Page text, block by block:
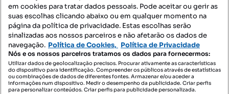
Nogueira, Braga!
Rua Abade António da Cruz Araújo, Nogueira, Fraião e Lamaçães, Braga, Braga
Tipologia
T2
Preço por metro quadrado
120 m²
Andar 1 andar
Destacado
Carina Gomes Remax United 2
Profissional
em cookies para tratar dados pessoais. Pode aceitar ou gerir as
suas escolhas clicando abaixo ou em qualquer momento na
página da política de privacidade. Estas escolhas serão
sinalizadas aos nossos parceiros e não afetarão os dados de
navegação. Política de Cookies, Política de Privacidade
Nós e os nossos parceiros tratamos os dados para fornecermos:
Utilizar dados de geolocalização precisos. Procurar ativamente as características
do dispositivo para identificação. Compreender os públicos através de estatísticas
ou combinações de dados de diferentes fontes. Armazenar e/ou aceder a
informações num dispositivo. Medir o desempenho da publicidade. Criar perfis
para personalizar conteúdos. Criar perfis para publicidade personalizada.